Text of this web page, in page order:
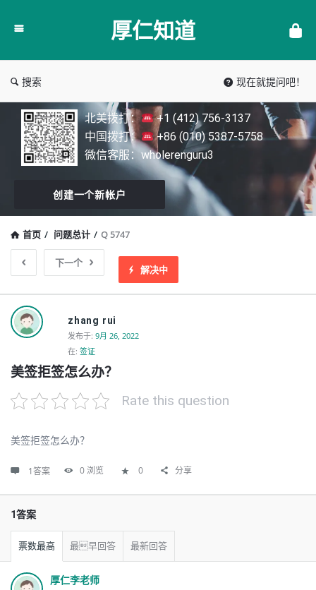
仁
厚仁知道
搜索 现在就提问吧！
北美拨打：
+1 (412) 756-3137
中国拨打：
+86 (010) 5387-5758
微信客服：wholerenguru3
创建一个新帐户
首页 / 问题总计 / Q 5747
下一个
解决中
zhang rui
发布于: 9月 26, 2022
在: 签证
美签拒签怎么办？
Rate this question
美签拒签怎么办？
1答案 0浏览 0 分享
1答案
票数最高 最早回答 最新回答
厚仁李老师